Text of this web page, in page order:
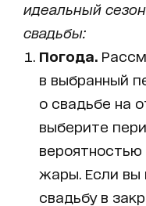
идеальный
свадьбы:
Погода.
в выбранный
о свадьбе на
выберите
жары. Если вы
свадьбу в